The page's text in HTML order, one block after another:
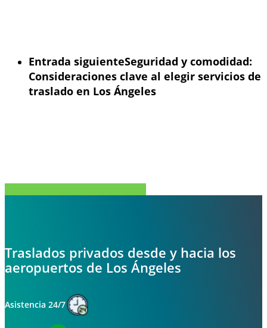
Entrada siguienteSeguridad y comodidad:
Consideraciones clave al elegir servicios de
traslado en Los Ángeles
Traslados privados desde y hacia los
aeropuertos de Los Ángeles
Asistencia 24/7